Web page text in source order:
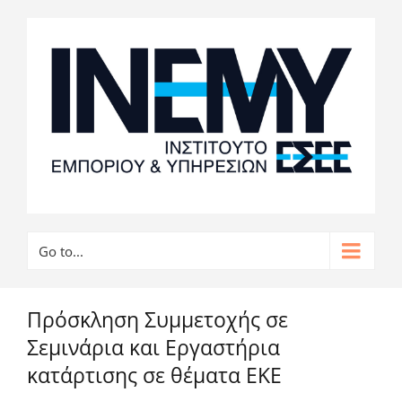
Go to...
Πρόσκληση Συμμετοχής σε
Σεμινάρια και Εργαστήρια
κατάρτισης σε θέματα ΕΚΕ